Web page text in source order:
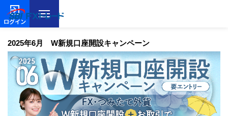
ログイン
2025年6月 W新規口座開設キャンペーン